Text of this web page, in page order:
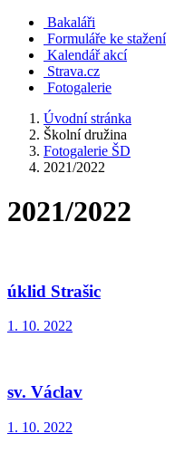
Bakaláři
Formuláře ke stažení
Kalendář akcí
Strava.cz
Fotogalerie
Úvodní stránka
Školní družina
Fotogalerie ŠD
2021/2022
2021/2022
úklid Strašic
1. 10. 2022
sv. Václav
1. 10. 2022